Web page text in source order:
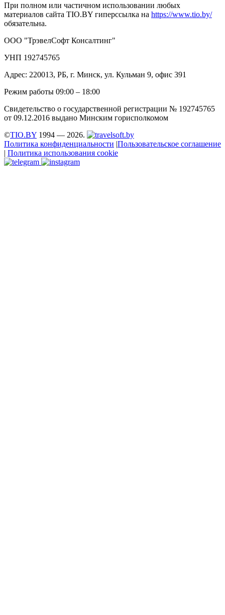
При полном или частичном использовании любых
материалов сайта TIO.BY гиперссылка на https://www.tio.by/
обязательна.
ООО "ТрэвелСофт Консалтинг"
УНП 192745765
Адрес: 220013, РБ, г. Минск, ул. Кульман 9, офис 391
Режим работы 09:00 – 18:00
Свидетельство о государственной регистрации № 192745765
от 09.12.2016 выдано Минским горисполкомом
©TIO.BY 1994 — 2026.
Политика конфиденциальности |Пользовательское соглашение
| Политика использования cookie